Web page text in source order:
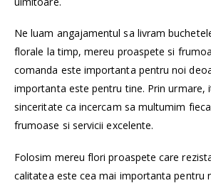
Ne luam angajamentul sa livram
florale la timp, mereu proaspete si
comanda este importanta pentru noi
importanta este pentru tine. Prin urmare,
sinceritate ca incercam sa multumim
frumoase si servicii excelente.
Folosim mereu flori proaspete care
calitatea este cea mai importanta pentru